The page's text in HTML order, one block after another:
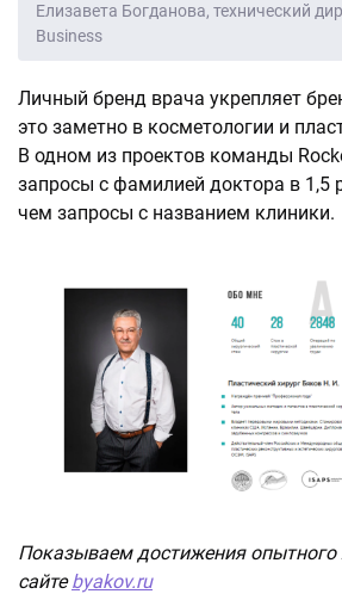
Елизавета Богданова, технический
Business
Личный бренд врача укрепляет
это заметно в косметологии и
В одном из проектов команды
запросы с фамилией доктора в 1,5
чем запросы с названием клиники.
Показываем достижения опытного
сайтеbyakov.ru